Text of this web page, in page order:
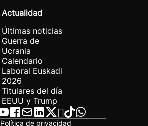
Actualidad
Últimas noticias
Guerra de
Ucrania
Calendario
Laboral Euskadi
2026
Titulares del día
EEUU y Trump
Política de privacidad